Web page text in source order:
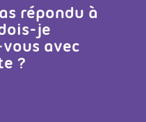
répondu à
je
avec
?